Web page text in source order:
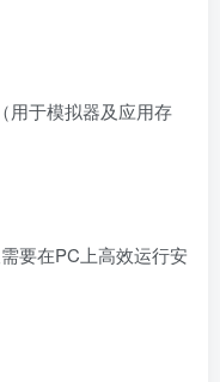
用于模拟器及应用存
要在PC上高效运行安